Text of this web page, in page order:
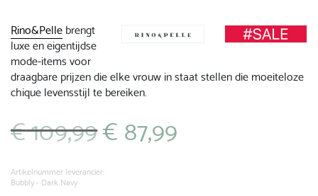
Rino&Pellebrengt
luxe en eigentijdse
mode-items voor
draagbare prijzen die elke vrouw in staat stellen die moeiteloze
chique levensstijl te bereiken.
€109,99 Oorspronkelijke
prijs
€ 109,99.
€87,99
Artikelnummer leverancier:
Bubbly - Dark Navy